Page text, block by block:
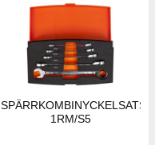
SPÄRRKOMBINYCKELSATS
1RM/S5